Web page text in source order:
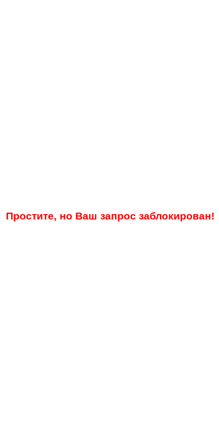
Простите, но Ваш запрос заблокирован!